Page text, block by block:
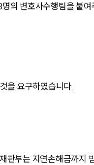
의 변호사수행팀을 붙여
을 요구하였습니다.
판부는 지연손해금까지